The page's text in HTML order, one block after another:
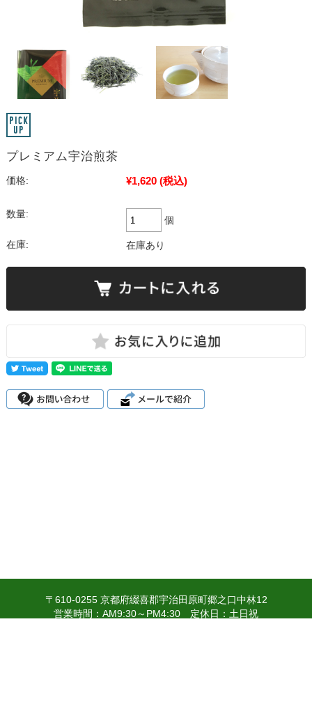
プレミアム宇治煎茶
価格: ¥1,620 (税込)
数量:
個
在庫: 在庫あり
〒610-0255 京都府綴喜郡宇治田原町郷之口中林12
営業時間：AM9:30～PM4:30 定休日：土日祝